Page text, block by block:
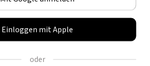
Einloggen mit Apple
oder